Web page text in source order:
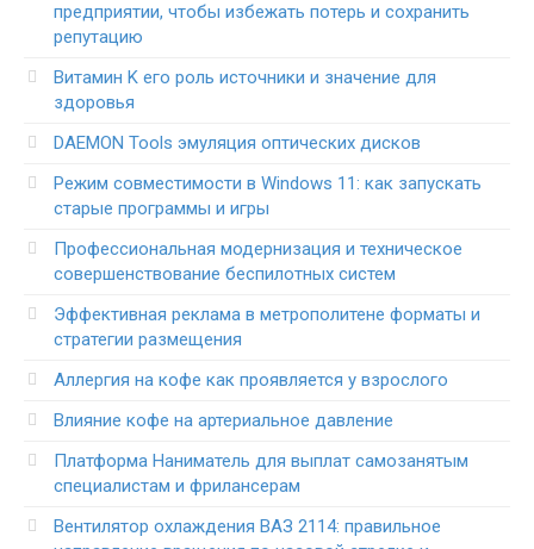
предприятии, чтобы избежать потерь и сохранить
репутацию
Витамин K его роль источники и значение для
здоровья
DAEMON Tools эмуляция оптических дисков
Режим совместимости в Windows 11: как запускать
старые программы и игры
Профессиональная модернизация и техническое
совершенствование беспилотных систем
Эффективная реклама в метрополитене форматы и
стратегии размещения
Аллергия на кофе как проявляется у взрослого
Влияние кофе на артериальное давление
Платформа Наниматель для выплат самозанятым
специалистам и фрилансерам
Вентилятор охлаждения ВАЗ 2114: правильное